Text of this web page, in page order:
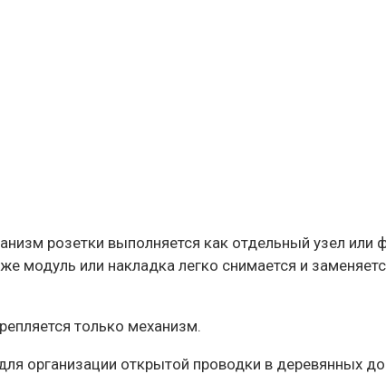
розетки выполняется как отдельный узел
модуль или накладка легко снимается и
только механизм.
организации открытой проводки в деревянных